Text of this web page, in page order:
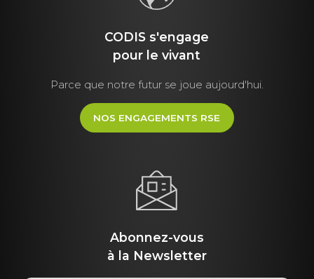
CODIS s'engage
pour le vivant
Parce que notre futur se joue aujourd'hui.
NOS ENGAGEMENTS RSE
Abonnez-vous
à la Newsletter